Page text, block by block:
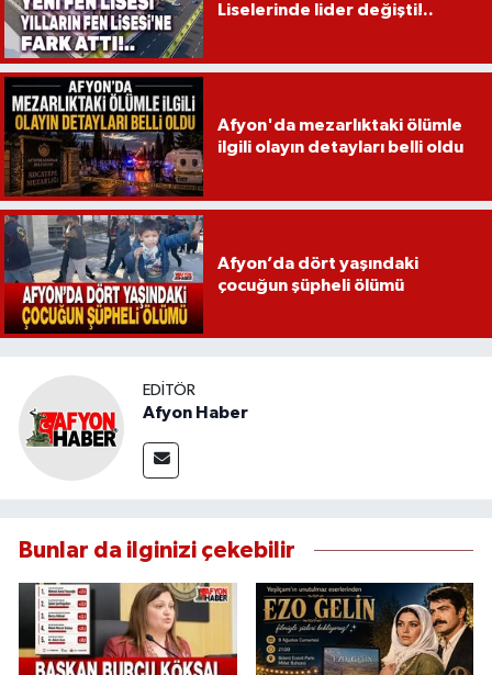
Liselerinde lider değişti!..
Afyon'da mezarlıktaki ölümle
ilgili olayın detayları belli oldu
Afyon’da dört yaşındaki
çocuğun şüpheli ölümü
EDITÖR
Afyon Haber
Bunlar da ilginizi çekebilir